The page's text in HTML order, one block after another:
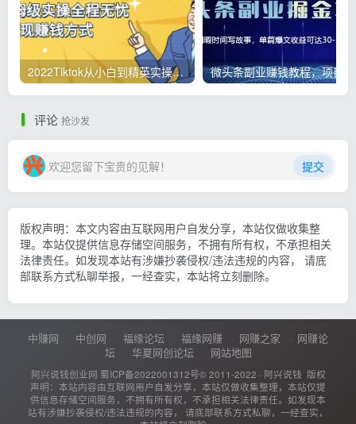
2022Tiktok从小白到精英实操，0-1保姆级实操全程无忧，多种变现赚钱方式
评论 抢沙发
欢迎您留下宝贵的见解！ 提交
版权声明：本文内容由互联网用户自发分享，本站仅做收集整
理。本站仅提供信息存储空间服务，不拥有所有权，不承担相关
法律责任。如发现本站有涉嫌抄袭侵权/违法违规的内容， 请底
部联系方式私聊举报，一经查实，本站将立刻删除。
中赚网 中创网 福缘论坛 福缘网赚 网赚之家
网赚论
坛
华夏网创论坛 网站地图
阿兴说钱创业网 蜀ICP备2022001312号© 2011-2022 · 阿兴说钱 版权
声明：本站内容由互联网用户自发分享，本站仅做收集整理，本站仅提
供信息存储空间服务，不拥有所有权，不承担相关法律责任。如发现本
站有涉嫌抄袭侵权/违法违规的内容， 请底部联系方式私聊，一经查实，